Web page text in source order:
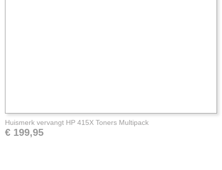
Huismerk vervangt HP 415X Toners Multipack
€ 199,95